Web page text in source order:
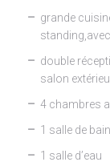
grande
double
salon
4 chambres
1 salle de bain
1 salle d’eau